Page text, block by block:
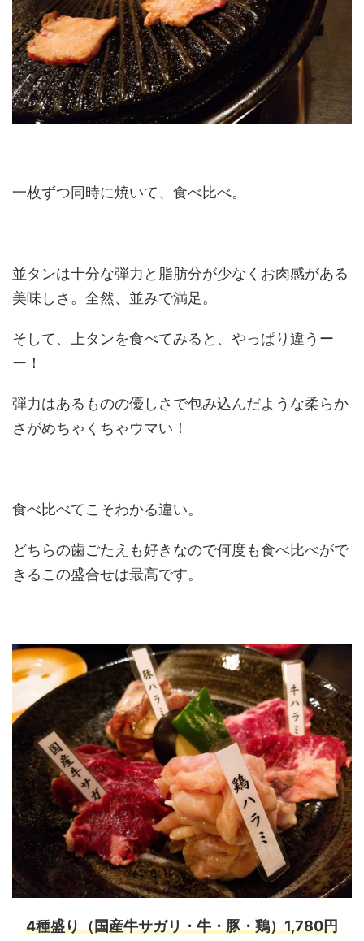
一枚ずつ同時に焼いて、食べ比べ。
並タンは十分な弾力と脂肪分が少なくお肉感がある
美味しさ。全然、並みで満足。
そして、上タンを食べてみると、やっぱり違うー
ー！
弾力はあるものの優しさで包み込んだような柔らか
さがめちゃくちゃウマい！
食べ比べてこそわかる違い。
どちらの歯ごたえも好きなので何度も食べ比べがで
きるこの盛合せは最高です。
4種盛り（国産牛サガリ・牛・豚・鶏）1,780円